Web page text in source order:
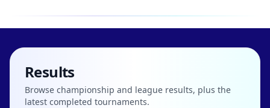
Results
Browse championship and league results, plus the
latest completed tournaments.